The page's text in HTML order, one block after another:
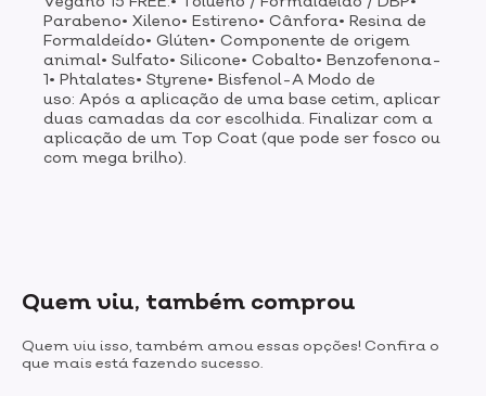
Parabeno• Xileno• Estireno• Cânfora• Resina de
Formaldeído• Glúten• Componente de origem
animal• Sulfato• Silicone• Cobalto• Benzofenona-
1• Phtalates• Styrene• Bisfenol-A Modo de
uso: Após a aplicação de uma base cetim, aplicar
duas camadas da cor escolhida. Finalizar com a
aplicação de um Top Coat (que pode ser fosco ou
com mega brilho).
Quem viu, também comprou
Quem viu isso, também amou essas opções! Confira o
que mais está fazendo sucesso.